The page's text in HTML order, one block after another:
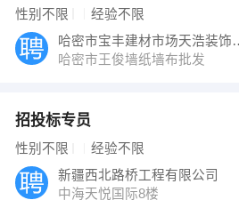
性别不限 经验不限
哈密市宝丰
哈密市王俊墙纸墙布批发
招投标专员
性别不限 经验不限
新疆西北路桥工程有限公司
中海天悦国际8楼